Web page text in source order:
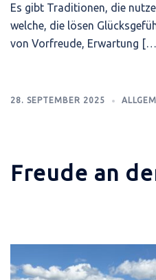
Es gibt Traditionen, die
welche, die lösen
von Vorfreude, Erwartung
28. SEPTEMBER 2025
Freude an